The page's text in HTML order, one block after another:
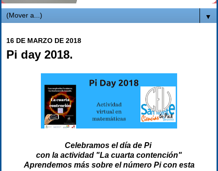
▼
16 DE MARZO DE 2018
Pi day 2018.
Celebramos el día de Pi
con la actividad "La cuarta contención"
Aprendemos más sobre el número Pi con esta